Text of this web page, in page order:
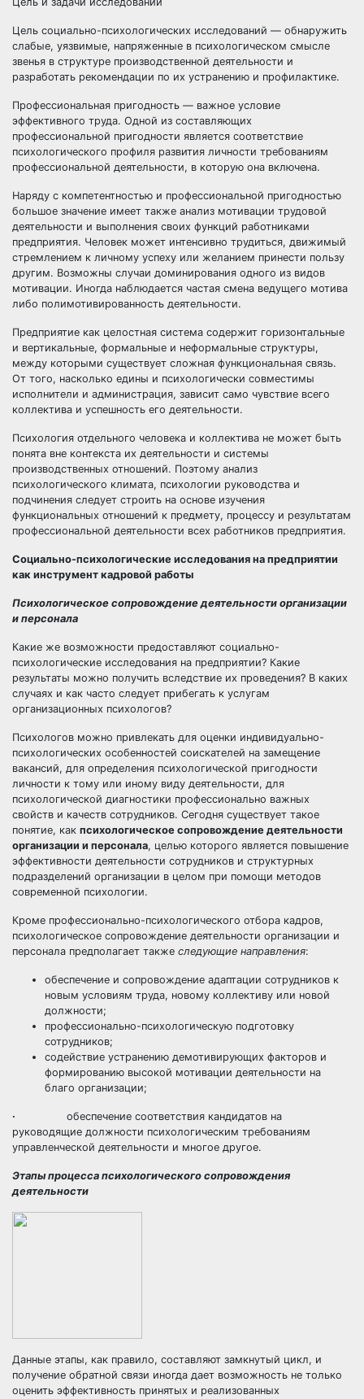
Цель социально-психологических исследований — обнаружить
слабые, уязвимые, напряженные в психологическом смысле
звенья в структуре производственной деятельности и
разработать рекомендации по их устранению и профилактике.
Профессиональная пригодность — важное условие
эффективного труда. Одной из составляющих
профессиональной пригодности является соответствие
психологического профиля развития личности требованиям
профессиональной деятельности, в которую она включена.
Наряду с компетентностью и профессиональной пригодностью
большое значение имеет также анализ мотивации трудовой
деятельности и выполнения своих функций работниками
предприятия. Человек может интенсивно трудиться, движимый
стремлением к личному успеху или желанием принести пользу
другим. Возможны случаи доминирования одного из видов
мотивации. Иногда наблюдается частая смена ведущего мотива
либо полимотивированность деятельности.
Предприятие как целостная система содержит горизонтальные
и вертикальные, формальные и неформальные структуры,
между которыми существует сложная функциональная связь.
От того, насколько едины и психологически совместимы
исполнители и администрация, зависит само чувствие всего
коллектива и успешность его деятельности.
Психология отдельного человека и коллектива не может быть
понята вне контекста их деятельности и системы
производственных отношений. Поэтому анализ
психологического климата, психологии руководства и
подчинения следует строить на основе изучения
функциональных отношений к предмету, процессу и результатам
профессиональной деятельности всех работников предприятия.
Социально-психологические исследования на предприятии
как инструмент кадровой работы
Психологическое сопровождение деятельности организации
и персонала
Какие же возможности предоставляют социально-
психологические исследования на предприятии? Какие
результаты можно получить вследствие их проведения? В каких
случаях и как часто следует прибегать к услугам
организационных психологов?
Психологов можно привлекать для оценки индивидуально-
психологических особенностей соискателей на замещение
вакансий, для определения психологической пригодности
личности к тому или иному виду деятельности, для
психологической диагностики профессионально важных
свойств и качеств сотрудников. Сегодня существует такое
понятие, как психологическое сопровождение деятельности
организации и персонала, целью которого является повышение
эффективности деятельности сотрудников и структурных
подразделений организации в целом при помощи методов
современной психологии.
Кроме профессионально-психологического отбора кадров,
психологическое сопровождение деятельности организации и
персонала предполагает также следующие направления:
обеспечение и сопровождение адаптации сотрудников к
новым условиям труда, новому коллективу или новой
должности;
профессионально-психологическую подготовку
сотрудников;
содействие устранению демотивирующих факторов и
формированию высокой мотивации деятельности на
благо организации;
· обеспечение соответствия кандидатов на
руководящие должности психологическим требованиям
управленческой деятельности и многое другое.
Этапы процесса психологического сопровождения
деятельности
Данные этапы, как правило, составляют замкнутый цикл, и
получение обратной связи иногда дает возможность не только
оценить эффективность принятых и реализованных